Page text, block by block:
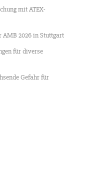
mit ATEX-
AMB 2026 in Stuttgart
für diverse
Gefahr für